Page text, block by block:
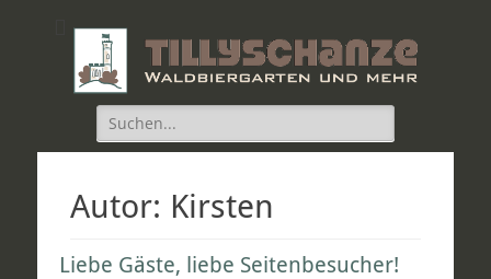
Die Tillyschanze
Waldbiergarten und mehr!
Suche
nach:
Autor: Kirsten
Liebe Gäste, liebe Seitenbesucher!